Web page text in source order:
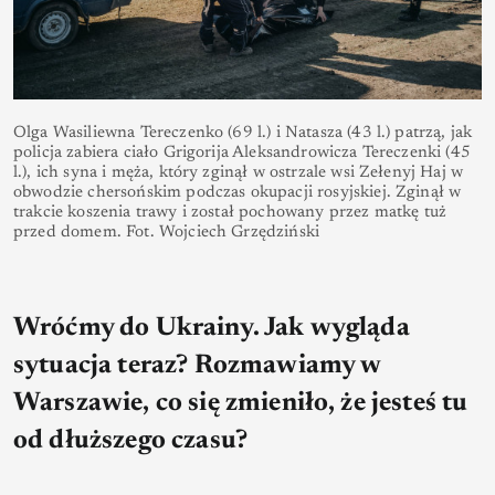
Olga Wasiliewna Tereczenko (69 l.) i Natasza (43 l.) patrzą, jak
policja zabiera ciało Grigorija Aleksandrowicza Tereczenki (45
l.), ich syna i męża, który zginął w ostrzale wsi Zełenyj Haj w
obwodzie chersońskim podczas okupacji rosyjskiej. Zginął w
trakcie koszenia trawy i został pochowany przez matkę tuż
przed domem. Fot. Wojciech Grzędziński
Wróćmy do Ukrainy. Jak wygląda
sytuacja teraz? Rozmawiamy w
Warszawie, co się zmieniło, że jesteś tu
od dłuższego czasu?